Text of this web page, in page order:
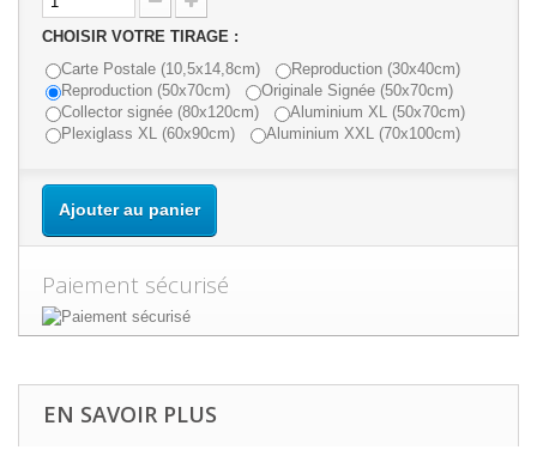
CHOISIR VOTRE TIRAGE :
Carte Postale (10,5x14,8cm)
Reproduction (30x40cm)
Reproduction (50x70cm)
Originale Signée (50x70cm)
Collector signée (80x120cm)
Aluminium XL (50x70cm)
Plexiglass XL (60x90cm)
Aluminium XXL (70x100cm)
Ajouter au panier
Paiement sécurisé
EN SAVOIR PLUS